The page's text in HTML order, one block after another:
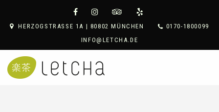
HERZOGSTRASSE 1A | 80802 MÜNCHEN
0170-1800099
INFO@LETCHA.DE